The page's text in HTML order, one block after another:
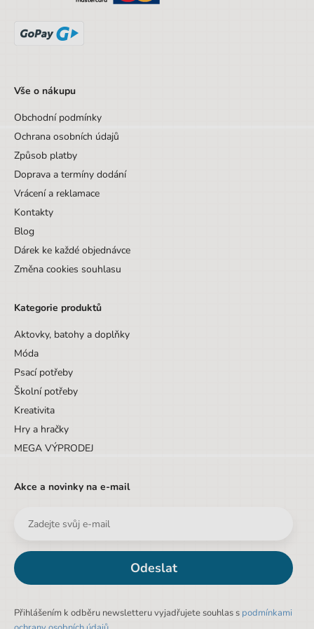
Vše o nákupu
Obchodní podmínky
Ochrana osobních údajů
Způsob platby
Doprava a termíny dodání
Vrácení a reklamace
Kontakty
Blog
Dárek ke každé objednávce
Změna cookies souhlasu
Kategorie produktů
Aktovky, batohy a doplňky
Móda
Psací potřeby
Školní potřeby
Kreativita
Hry a hračky
MEGA VÝPRODEJ
Akce a novinky na e-mail
Odeslat
Přihlášením k odběru newsletteru vyjadřujete souhlas s podmínkami